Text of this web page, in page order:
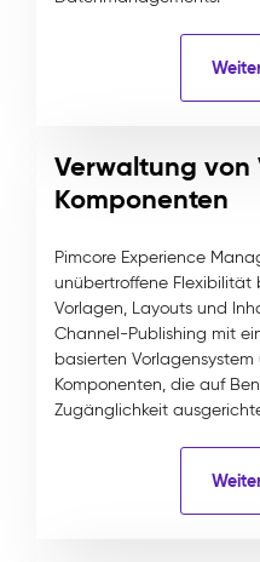
Verwaltung von
Komponenten
Pimcore Experience
unübertroffene Flexibilität
Vorlagen, Layouts und
Channel-Publishing mit
basierten
Komponenten, die auf
Zugänglichkeit